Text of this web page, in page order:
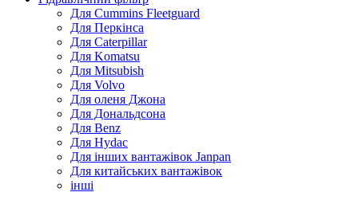
Для Cummins Fleetguard
Для Перкінса
Для Caterpillar
Для Komatsu
Для Mitsubish
Для Volvo
Для оленя Джона
Для Дональдсона
Для Benz
Для Hydac
Для інших вантажівок Janpan
Для китайських вантажівок
інші